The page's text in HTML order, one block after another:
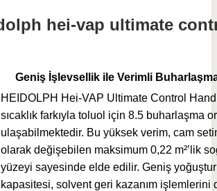
Geniş İşlevsellik ile Verimli
HEIDOLPH Hei-VAP Ultimate Control
sıcaklık farkıyla toluol için 8.5 buharlaşma
ulaşabilmektedir. Bu yüksek verim, cam
olarak değişebilen maksimum 0,22 m²’lik
yüzeyi sayesinde elde edilir. Geniş
kapasitesi, solvent geri kazanım işlemlerini